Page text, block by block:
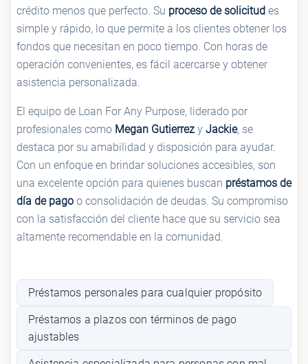
crédito menos que perfecto. Su proceso de solicitud es
simple y rápido, lo que permite a los clientes obtener los
fondos que necesitan en poco tiempo. Con horas de
operación convenientes, es fácil acercarse y obtener
asistencia personalizada.
El equipo de Loan For Any Purpose, liderado por
profesionales como Megan Gutierrez y Jackie, se
destaca por su amabilidad y disposición para ayudar.
Con un enfoque en brindar soluciones accesibles, son
una excelente opción para quienes buscan préstamos de
día de pago o consolidación de deudas. Su compromiso
con la satisfacción del cliente hace que su servicio sea
altamente recomendable en la comunidad.
Préstamos personales para cualquier propósito
Préstamos a plazos con términos de pago
ajustables